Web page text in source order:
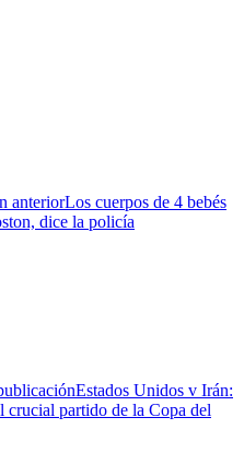
anteriorLos cuerpos de 4 bebés
dice la policía
Estados Unidos v Irán:
crucial partido de la Copa del